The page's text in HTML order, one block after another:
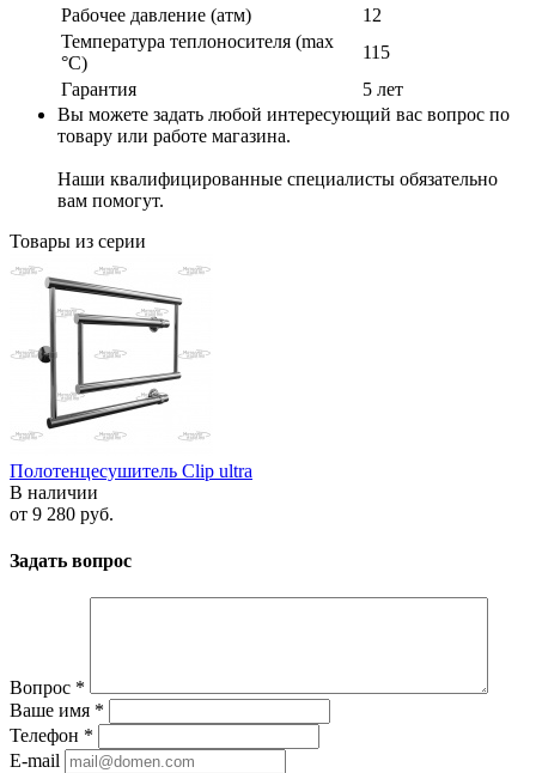
Рабочее давление (атм)
12
Температура теплоносителя (max
°C)
115
Гарантия
5 лет
Вы можете задать любой интересующий вас вопрос по
товару или работе магазина.
Наши квалифицированные специалисты обязательно
вам помогут.
Товары из серии
Полотенцесушитель Clip ultra
В наличии
от 9 280 руб.
Задать вопрос
Вопрос *
Ваше имя *
Телефон *
E-mail